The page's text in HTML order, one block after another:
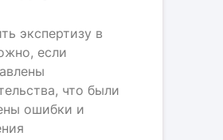
экспертизу в
если
что были
ошибки и